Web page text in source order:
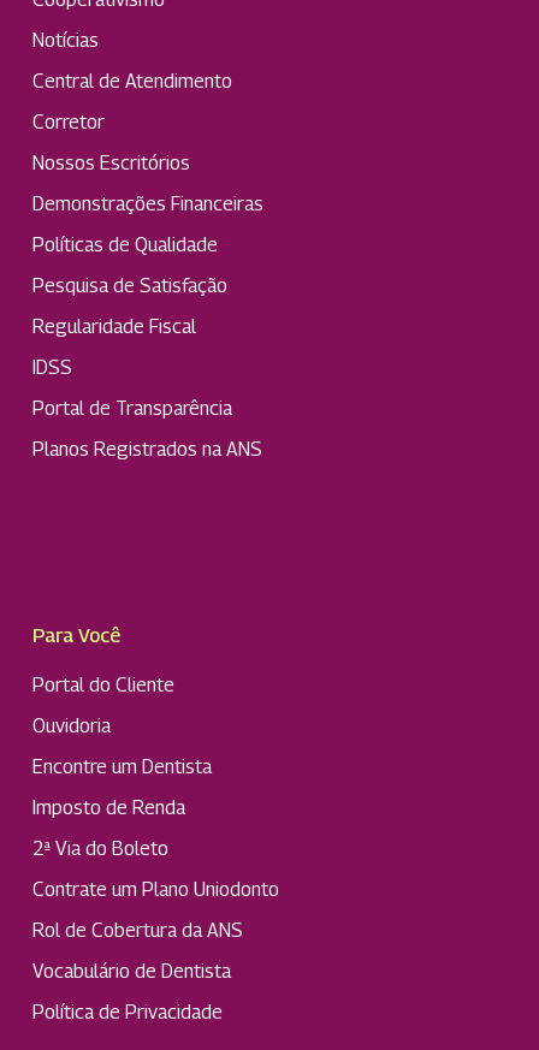
Notícias
Central de Atendimento
Corretor
Nossos Escritórios
Demonstrações Financeiras
Políticas de Qualidade
Pesquisa de Satisfação
Regularidade Fiscal
IDSS
Portal de Transparência
Planos Registrados na ANS
Para Você
Portal do Cliente
Ouvidoria
Encontre um Dentista
Imposto de Renda
2ª Via do Boleto
Contrate um Plano Uniodonto
Rol de Cobertura da ANS
Vocabulário de Dentista
Política de Privacidade